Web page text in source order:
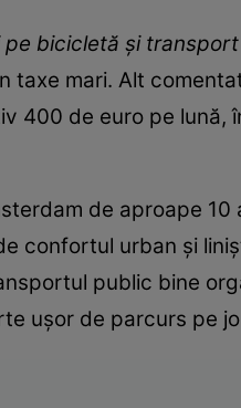
bicicletă și transport
taxe mari. Alt
400 de euro pe
de aproape
confortul urban și
public bine
ușor de parcurs pe